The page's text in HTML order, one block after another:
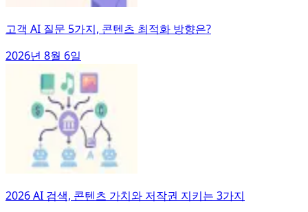
고객 AI 질문 5가지, 콘텐츠 최적화 방향은?
2026년 8월 6일
2026 AI 검색, 콘텐츠 가치와 저작권 지키는 3가지